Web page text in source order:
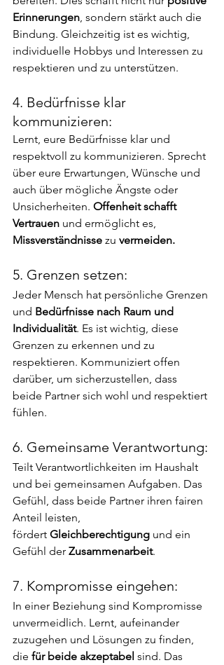
Erinnerungen , sondern stärkt auch die
Bindung. Gleichzeitig ist es wichtig,
individuelle Hobbys und Interessen zu
respektieren und zu unterstützen.
4. Bedürfnisse klar
kommunizieren:
Lernt, eure Bedürfnisse klar und
respektvoll zu kommunizieren. Sprecht
über eure Erwartungen, Wünsche und
auch über mögliche Ängste oder
Unsicherheiten. Offenheit schafft
Vertrauen und ermöglicht es,
Missverständnisse zu vermeiden.
5. Grenzen setzen:
Jeder Mensch hat persönliche Grenzen
und Bedürfnisse nach Raum und
Individualität. Es ist wichtig, diese
Grenzen zu erkennen und zu
respektieren. Kommuniziert offen
darüber, um sicherzustellen, dass
beide Partner sich wohl und respektiert
fühlen.
6. Gemeinsame Verantwortung:
Teilt Verantwortlichkeiten im Haushalt
und bei gemeinsamen Aufgaben. Das
Gefühl, dass beide Partner ihren fairen
Anteil leisten,
fördert Gleichberechtigung und ein
Gefühl der Zusammenarbeit.
7. Kompromisse eingehen:
In einer Beziehung sind Kompromisse
unvermeidlich. Lernt, aufeinander
zuzugehen und Lösungen zu finden,
die für beide akzeptabel sind. Das